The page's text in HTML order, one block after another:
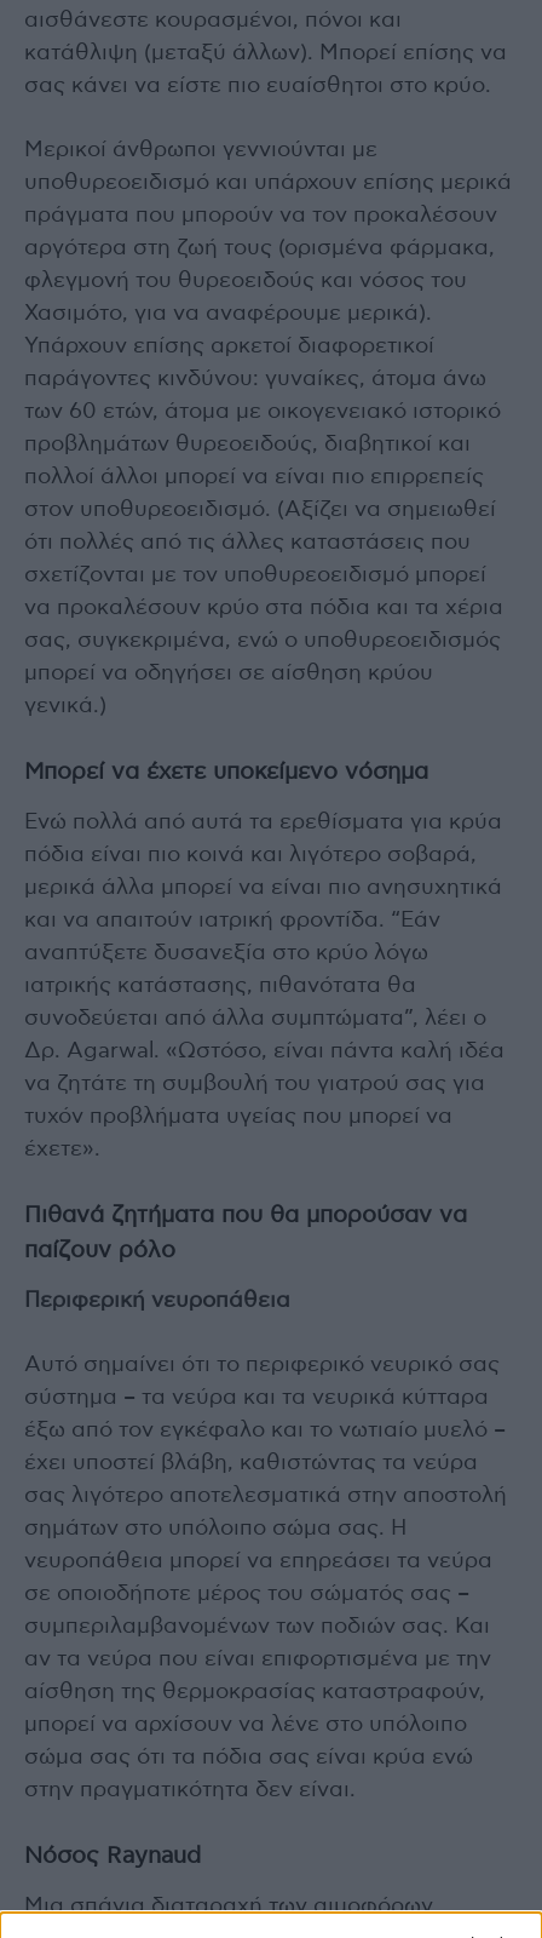
αισθάνεστε κουρασμένοι, πόνοι και
κατάθλιψη (μεταξύ άλλων). Μπορεί επίσης να
σας κάνει να είστε πιο ευαίσθητοι στο κρύο.
Μερικοί άνθρωποι γεννιούνται με
υποθυρεοειδισμό και υπάρχουν επίσης μερικά
πράγματα που μπορούν να τον προκαλέσουν
αργότερα στη ζωή τους (ορισμένα φάρμακα,
φλεγμονή του θυρεοειδούς και νόσος του
Χασιμότο, για να αναφέρουμε μερικά).
Υπάρχουν επίσης αρκετοί διαφορετικοί
παράγοντες κινδύνου: γυναίκες, άτομα άνω
των 60 ετών, άτομα με οικογενειακό ιστορικό
προβλημάτων θυρεοειδούς, διαβητικοί και
πολλοί άλλοι μπορεί να είναι πιο επιρρεπείς
στον υποθυρεοειδισμό. (Αξίζει να σημειωθεί
ότι πολλές από τις άλλες καταστάσεις που
σχετίζονται με τον υποθυρεοειδισμό μπορεί
να προκαλέσουν κρύο στα πόδια και τα χέρια
σας, συγκεκριμένα, ενώ ο υποθυρεοειδισμός
μπορεί να οδηγήσει σε αίσθηση κρύου
γενικά.)
Μπορεί να έχετε υποκείμενο νόσημα
Ενώ πολλά από αυτά τα ερεθίσματα για κρύα
πόδια είναι πιο κοινά και λιγότερο σοβαρά,
μερικά άλλα μπορεί να είναι πιο ανησυχητικά
και να απαιτούν ιατρική φροντίδα. “Εάν
αναπτύξετε δυσανεξία στο κρύο λόγω
ιατρικής κατάστασης, πιθανότατα θα
συνοδεύεται από άλλα συμπτώματα”, λέει ο
Δρ. Agarwal. «Ωστόσο, είναι πάντα καλή ιδέα
να ζητάτε τη συμβουλή του γιατρού σας για
τυχόν προβλήματα υγείας που μπορεί να
έχετε».
Πιθανά ζητήματα που θα μπορούσαν να
παίζουν ρόλο
Περιφερική νευροπάθεια
Αυτό σημαίνει ότι το περιφερικό νευρικό σας
σύστημα – τα νεύρα και τα νευρικά κύτταρα
έξω από τον εγκέφαλο και το νωτιαίο μυελό –
έχει υποστεί βλάβη, καθιστώντας τα νεύρα
σας λιγότερο αποτελεσματικά στην αποστολή
σημάτων στο υπόλοιπο σώμα σας. Η
νευροπάθεια μπορεί να επηρεάσει τα νεύρα
σε οποιοδήποτε μέρος του σώματός σας –
συμπεριλαμβανομένων των ποδιών σας. Και
αν τα νεύρα που είναι επιφορτισμένα με την
αίσθηση της θερμοκρασίας καταστραφούν,
μπορεί να αρχίσουν να λένε στο υπόλοιπο
σώμα σας ότι τα πόδια σας είναι κρύα ενώ
στην πραγματικότητα δεν είναι.
Νόσος Raynaud
Μια σπάνια διαταραχή των αιμοφόρων